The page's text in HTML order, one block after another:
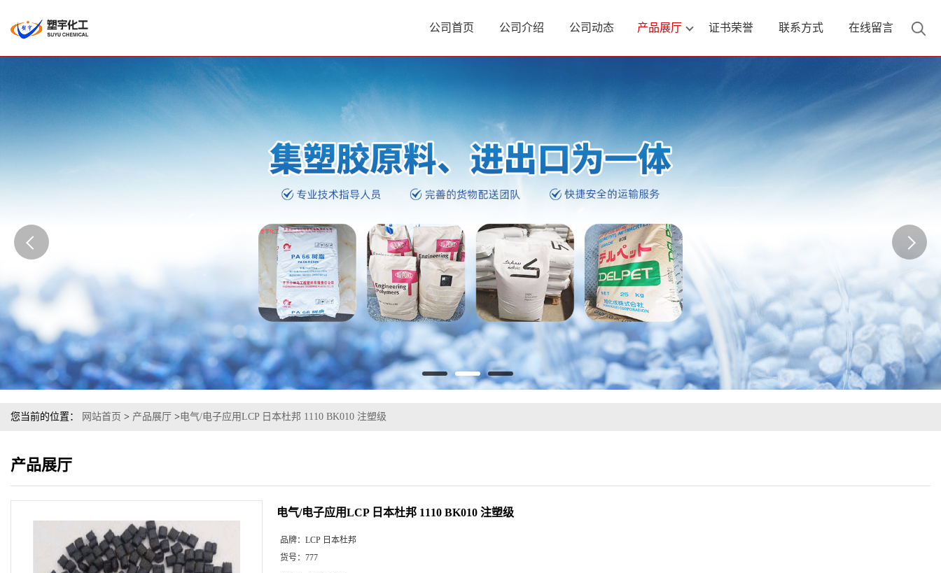
公司首页 公司介绍 公司动态 产品展厅 证书荣誉 联系方式 在线留言
您当前的位置： 网站首页 > 产品展厅 >电气/电子应用LCP 日本杜邦 1110 BK010 注塑级
产品展厅
电气/电子应用LCP 日本杜邦 1110 BK010 注塑级
品牌： LCP 日本杜邦
货号： 777